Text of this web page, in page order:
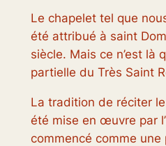
Le chapelet tel que
été attribué à saint
siècle. Mais ce n’est là
partielle du Très Saint
La tradition de réciter le
été mise en œuvre par
commencé comme